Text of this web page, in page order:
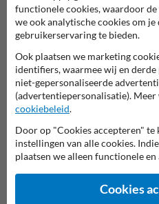
info@trafficsupply.be
Alle contactgegevens
Product(en) retourneren
Cookie / Privacy
Disclaimer
Sitemap
Algemene Voorwaarden
functionele cookies, waardoor
we ook analytische cookies om je
gebruikerservaring te bieden.
Ook plaatsen we marketing
identifiers, waarmee wij en
niet-gepersonaliseerde
(advertentiepersonalisatie). Meer
cookiebeleid.
Door op "Cookies accepteren" te
instellingen van alle cookies.
plaatsen we alleen functionele
Cookies